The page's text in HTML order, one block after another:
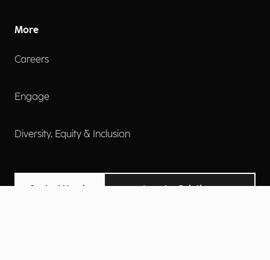
More
Careers
Engage
Diversity, Equity & Inclusion
Contact Us Investor Relations